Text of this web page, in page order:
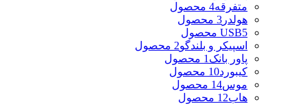
متفرقه4 محصول
هولدر 3 محصول
USB5 محصول
اسپیکر و بلندگو2 محصول
پاور بانک 1 محصول
کیبورد10 محصول
موس14 محصول
هاب12 محصول